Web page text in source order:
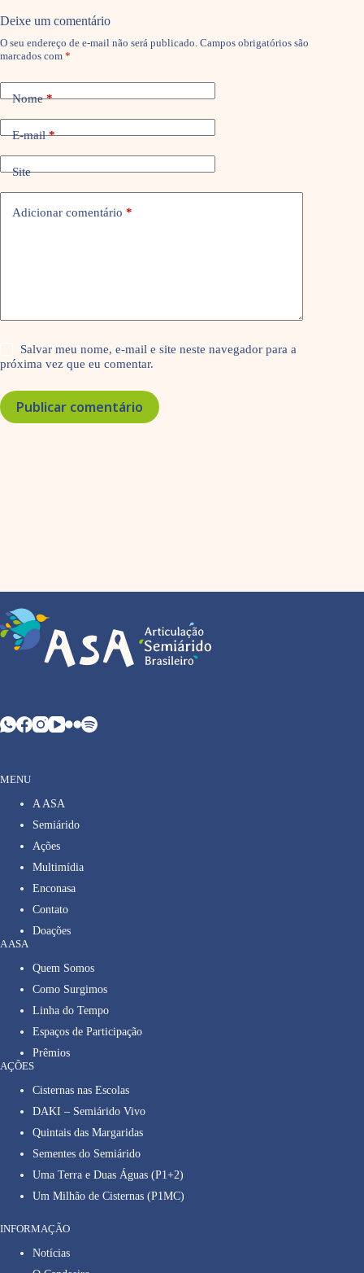
Deixe um comentário
O seu endereço de e-mail não será publicado. Campos obrigatórios são
marcados com *
Nome*
E-mail*
Site
Adicionar comentário *
Salvar meu nome, e-mail e site neste navegador para a
próxima vez que eu comentar.
Publicar comentário
MENU
A ASA
Semiárido
Ações
Multimídia
Enconasa
Contato
Doações
A ASA
Quem Somos
Como Surgimos
Linha do Tempo
Espaços de Participação
Prêmios
AÇÕES
Cisternas nas Escolas
DAKI – Semiárido Vivo
Quintais das Margaridas
Sementes do Semiárido
Uma Terra e Duas Águas (P1+2)
Um Milhão de Cisternas (P1MC)
INFORMAÇÃO
Notícias